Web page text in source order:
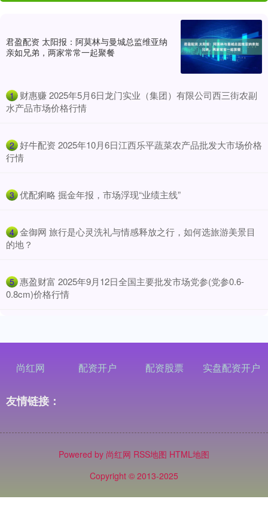
君盈配资 太阳报：阿莫林与曼城总监维亚纳
亲如兄弟，两家常常一起聚餐
1 ​财惠赚 2025年5月6日龙门实业（集团）有限公司西三街农副
水产品市场价格行情
2 ​好牛配资 2025年10月6日江西乐平蔬菜农产品批发大市场价格
行情
3 ​优配痢略 掘金年报，市场浮现“业绩主线”
4 ​金御网 旅行是心灵洗礼与情感释放之行，如何选旅游美景目
的地？
5 ​惠盈财富 2025年9月12日全国主要批发市场党参(党参0.6-
0.8cm)价格行情
尚红网 配资开户 配资股票 实盘配资开户
友情链接：
Powered by 尚红网 RSS地图 HTML地图
Copyright © 2013-2025